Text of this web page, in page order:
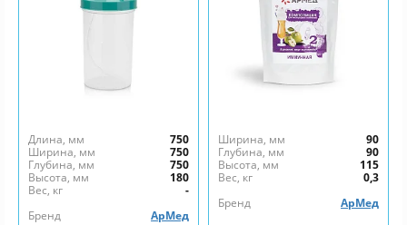
Длина, мм
750
Ширина, мм
750
Глубина, мм
750
Высота, мм
180
Вес, кг
-
Бренд
АрМед
Ширина, мм
90
Глубина, мм
90
Высота, мм
115
Вес, кг
0,3
Бренд
АрМед